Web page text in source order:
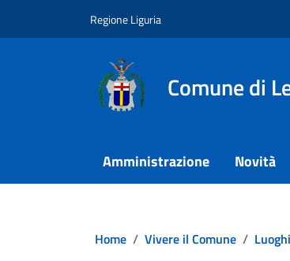
Regione Liguria
Comune di
Amministrazione Novità
Home / Vivere il Comune / Luoghi